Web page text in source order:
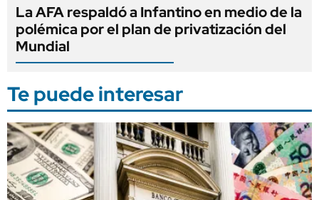
La AFA respaldó a Infantino en medio de la
polémica por el plan de privatización del
Mundial
Te puede interesar